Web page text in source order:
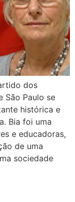
dos
São Paulo se
histórica e
Bia foi uma
e educadoras,
de uma
sociedade